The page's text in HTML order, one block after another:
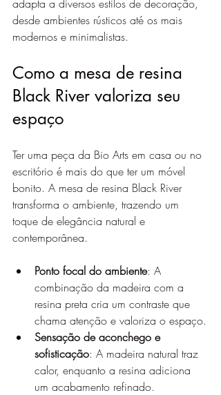
adapta a diversos estilos de decoração,
desde ambientes rústicos até os mais
modernos e minimalistas.
Como a mesa de resina
Black River valoriza seu
espaço
Ter uma peça da Bio Arts em casa ou no
escritório é mais do que ter um móvel
bonito. A mesa de resina Black River
transforma o ambiente, trazendo um
toque de elegância natural e
contemporânea.
Ponto focal do ambiente: A
combinação da madeira com a
resina preta cria um contraste que
chama atenção e valoriza o espaço.
Sensação de aconchego e
sofisticação: A madeira natural traz
calor, enquanto a resina adiciona
um acabamento refinado.